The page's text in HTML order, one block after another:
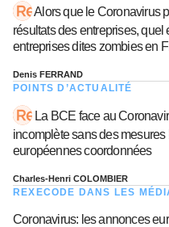
Alors que le Coronavirus
résultats des entreprises, quel
entreprises dites zombies en
Denis FERRAND
POINTS D’ACTUALITÉ
La BCE face au
incomplète sans des mesures
européennes coordonnées
Charles-Henri COLOMBIER
REXECODE DANS LES
Coronavirus: les annonces